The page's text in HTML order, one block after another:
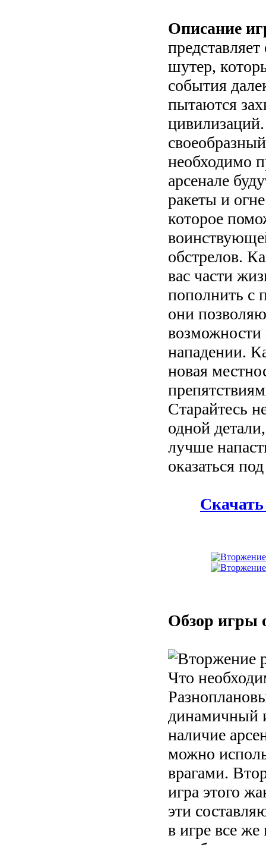
Описание
шутер,
события
пытаются
необходимо
арсенале
ракеты и
которое
обстрелов.
вас части
пополнить с
они
возможности
нападении.
новая
Старайтесь
одной
лучше
оказаться
Обзор игры
Что
динамичный
наличие
можно
врагами.
игра этого
эти
в игре все